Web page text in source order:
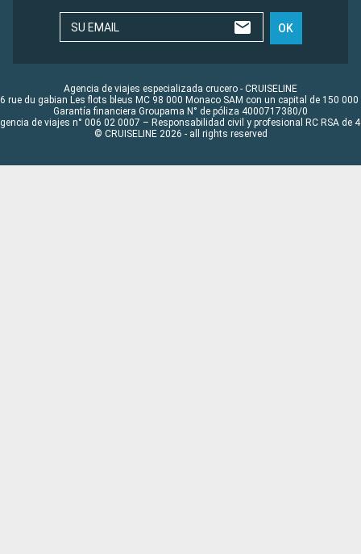
SU EMAIL OK
Agencia de viajes especializada crucero - CRUISELINE
rue du gabian Les flots bleus MC 98 000 Monaco SAM con un capital de 150 000
Garantía financiera Groupama N° de póliza 4000717380/0
de viajes n° 006 02 0007 – Responsabilidad civil y profesional RC RSA de
© CRUISELINE 2026 - all rights reserved